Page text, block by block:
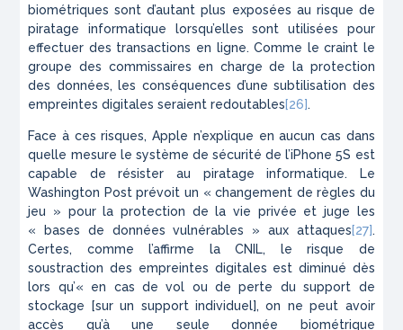
biométriques sont d’autant plus exposées au risque de
piratage informatique lorsqu’elles sont utilisées pour
effectuer des transactions en ligne. Comme le craint le
groupe des commissaires en charge de la protection
des données, les conséquences d’une subtilisation des
empreintes digitales seraient redoutables[26].
Face à ces risques, Apple n’explique en aucun cas dans
quelle mesure le système de sécurité de l’iPhone 5S est
capable de résister au piratage informatique. Le
Washington Post prévoit un « changement de règles du
jeu » pour la protection de la vie privée et juge les
« bases de données vulnérables » aux attaques[27].
Certes, comme l’affirme la CNIL, le risque de
soustraction des empreintes digitales est diminué dès
lors qu’« en cas de vol ou de perte du support de
stockage [sur un support individuel], on ne peut avoir
accès qu’à une seule donnée biométrique